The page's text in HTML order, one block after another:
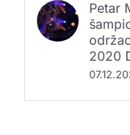
Petar
2020